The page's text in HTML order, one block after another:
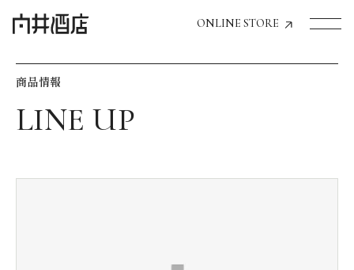
ONLINE STORE
飲食店経営のお客様
商品情報